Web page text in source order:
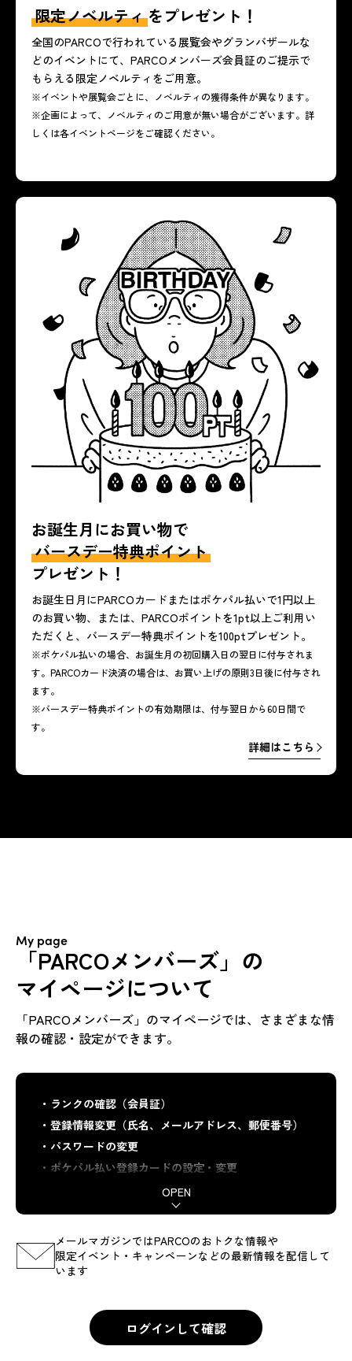
限定ノベルティ をプレゼント！
全国のPARCOで行われている展覧会やグランバザールな
どのイベントにて、PARCOメンバーズ会員証のご提示で
もらえる限定ノベルティをご用意。
※イベントや展覧会ごとに、ノベルティの獲得条件が異なります。
※企画によって、ノベルティのご用意が無い場合がございます。詳
しくは各イベントページをご確認ください。
お誕生月にお買い物で
バースデー特典ポイント
プレゼント！
お誕生日月にPARCOカードまたはポケパル払いで1円以上
のお買い物、または、PARCOポイントを1pt以上ご利用い
ただくと、バースデー特典ポイントを100ptプレゼント。
※ポケパル払いの場合、お誕生月の初回購入日の翌日に付与されま
す。PARCOカード決済の場合は、お買い上げの原則3日後に付与され
ます。
※バースデー特典ポイントの有効期限は、付与翌日から60日間で
す。
詳細はこちら
詳細はこちら
My page
「PARCOメンバーズ」の
マイページについて
「PARCOメンバーズ」のマイページでは、さまざまな情
報の確認・設定ができます。
ランクの確認（会員証）
登録情報変更（氏名、メールアドレス、郵便番号）
パスワードの変更
ポケパル払い登録カードの設定・変更
ポケパル払い利用履歴の確認
メールマガジンの配信設定確認・変更
コインをポイントに交換
PARCOポイント番号の確認・連携
メールマガジンではPARCOのおトクな情報や
限定イベント・キャンペーンなどの最新情報を配信して
います
ログインして確認
ログインして確認